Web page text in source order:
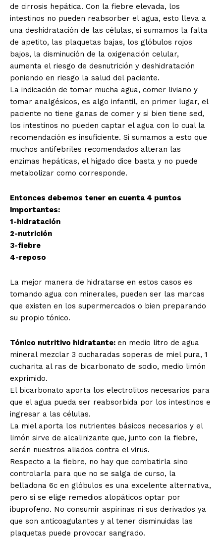
de cirrosis hepática. Con la fiebre elevada, los
intestinos no pueden reabsorber el agua, esto lleva a
una deshidratación de las células, si sumamos la falta
de apetito, las plaquetas bajas, los glóbulos rojos
bajos, la disminución de la oxigenación celular,
aumenta el riesgo de desnutrición y deshidratación
poniendo en riesgo la salud del paciente.
La indicación de tomar mucha agua, comer liviano y
tomar analgésicos, es algo infantil, en primer lugar, el
paciente no tiene ganas de comer y si bien tiene sed,
los intestinos no pueden captar el agua con lo cual la
recomendación es insuficiente. Si sumamos a esto que
muchos antifebriles recomendados alteran las
enzimas hepáticas, el hígado dice basta y no puede
metabolizar como corresponde.
Entonces debemos tener en cuenta 4 puntos
importantes:
1-hidratación
2-nutrición
3-fiebre
4-reposo
La mejor manera de hidratarse en estos casos es
tomando agua con minerales, pueden ser las marcas
que existen en los supermercados o bien preparando
su propio tónico.
Tónico nutritivo hidratante: en medio litro de agua
mineral mezclar 3 cucharadas soperas de miel pura, 1
cucharita al ras de bicarbonato de sodio, medio limón
exprimido.
El bicarbonato aporta los electrolitos necesarios para
que el agua pueda ser reabsorbida por los intestinos e
ingresar a las células.
La miel aporta los nutrientes básicos necesarios y el
limón sirve de alcalinizante que, junto con la fiebre,
serán nuestros aliados contra el virus.
Respecto a la fiebre, no hay que combatirla sino
controlarla para que no se salga de curso, la
belladona 6c en glóbulos es una excelente alternativa,
pero si se elige remedios alopáticos optar por
ibuprofeno. No consumir aspirinas ni sus derivados ya
que son anticoagulantes y al tener disminuidas las
plaquetas puede provocar sangrado.